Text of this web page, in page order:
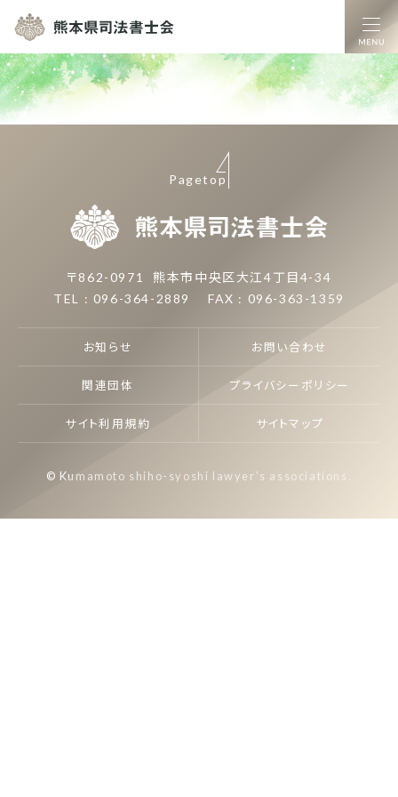
熊本県司法書士
〒862-0971
熊本市中央区大江4丁目4-34
TEL : 096-364-2889
FAX : 096-363-1359
お知らせ お問い合わせ
関連団体 プライバシーポリシー
サイト利用規約 サイトマップ
Pagetop
© Kumamoto shiho-syoshi lawyer's associations.